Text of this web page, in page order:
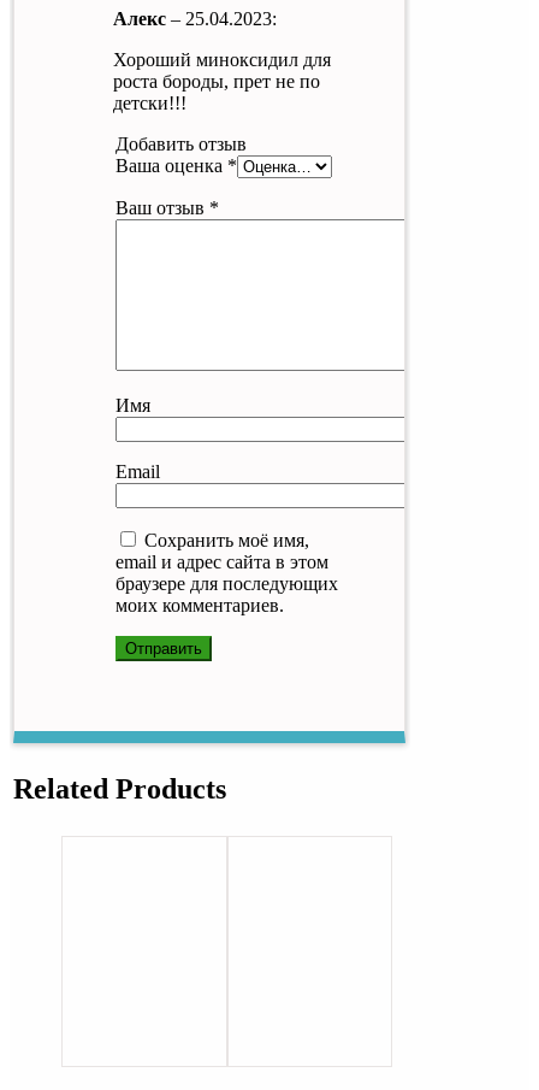
Алекс –25.04.2023:
Хороший миноксидил для
роста бороды, прет не по
детски!!!
Добавить отзыв
Ваша оценка *
Ваш отзыв *
Имя
Email
Сохранить моё имя,
email и адрес сайта в этом
браузере для последующих
моих комментариев.
Related Products